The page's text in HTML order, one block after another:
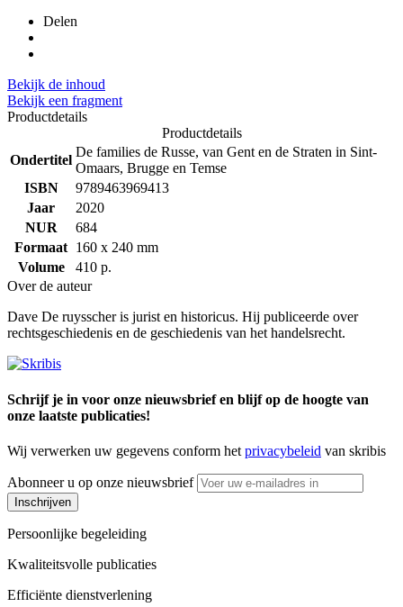
Delen
Bekijk de inhoud
Bekijk een fragment
Productdetails
Productdetails
Ondertitel
De families de Russe, van Gent en de Straten in Sint-
Omaars, Brugge en Temse
ISBN
9789463969413
Jaar
2020
NUR
684
Formaat 160 x 240 mm
Volume
410 p.
Over de auteur
Dave De ruysscher is jurist en historicus. Hij publiceerde over
rechtsgeschiedenis en de geschiedenis van het handelsrecht.
Schrijf je in voor onze nieuwsbrief en blijf op de hoogte van
onze laatste publicaties!
Wij verwerken uw gegevens conform het privacybeleid van skribis
Abonneer u op onze nieuwsbrief
Inschrijven
Persoonlijke begeleiding
Kwaliteitsvolle publicaties
Efficiënte dienstverlening